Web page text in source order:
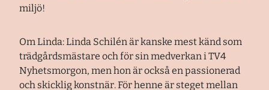
miljö!
Om Linda: Linda Schilén är kanske mest känd som
trädgårdsmästare och för sin medverkan i TV4
Nyhetsmorgon, men hon är också en passionerad
och skicklig konstnär. För henne är steget mellan